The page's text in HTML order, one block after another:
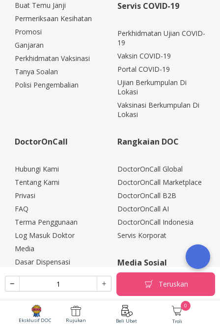
Eksklusif DOC Rujukan Beli Ubat
0
Troli
Teruskan
Buat Temu Janji
Permeriksaan Kesihatan
Promosi
Ganjaran
Perkhidmatan Vaksinasi
Tanya Soalan
Polisi Pengembalian
Servis COVID-19
Perkhidmatan Ujian COVID-
19
Vaksin COVID-19
Portal COVID-19
Ujian Berkumpulan Di
Lokasi
Vaksinasi Berkumpulan Di
Lokasi
DoctorOnCall
Hubungi Kami
Tentang Kami
Privasi
FAQ
Terma Penggunaan
Log Masuk Doktor
Media
Dasar Dispensasi
Kerjaya
Rakan Kongsi Korporat
Polisi Pemulangan
Rangkaian DOC
DoctorOnCall Global
DoctorOnCall Marketplace
DoctorOnCall B2B
DoctorOnCall AI
DoctorOnCall Indonesia
Servis Korporat
Media Sosial